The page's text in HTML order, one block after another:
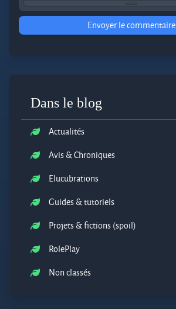
Envoyer le commentaire
Dans le blog
Actualités
Avis & Chroniques
Elucubrations
Guides & tutoriels
Projets & fictions (spoil)
RolePlay
Non classés